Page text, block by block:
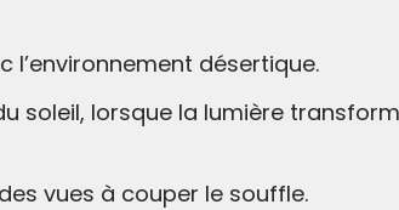
l’environnement désertique.
soleil, lorsque la lumière
vues à couper le souffle.